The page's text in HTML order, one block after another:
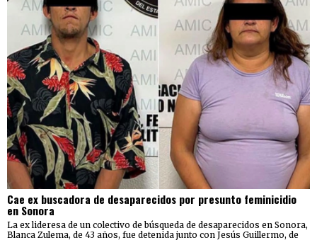
Cae ex buscadora de desaparecidos por presunto feminicidio
en Sonora
La ex lideresa de un colectivo de búsqueda de desaparecidos en Sonora,
Blanca Zulema, de 43 años, fue detenida junto con Jesús Guillermo, de